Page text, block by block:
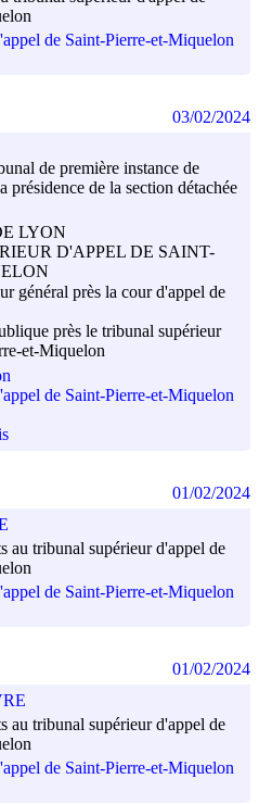
de Saint-Pierre-et-Miquelon
de première instance de
présidence de la section détachée
LYON
D'APPEL DE SAINT-
général près la cour d'appel de
près le tribunal supérieur
et-Miquelon
de Saint-Pierre-et-Miquelon
03/02/2024
au tribunal supérieur d'appel de
de Saint-Pierre-et-Miquelon
01/02/2024
au tribunal supérieur d'appel de
de Saint-Pierre-et-Miquelon
01/02/2024